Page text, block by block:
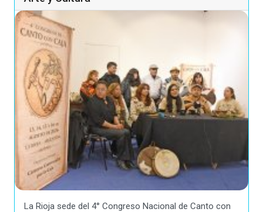
La Rioja sede del 4° Congreso Nacional de Canto con